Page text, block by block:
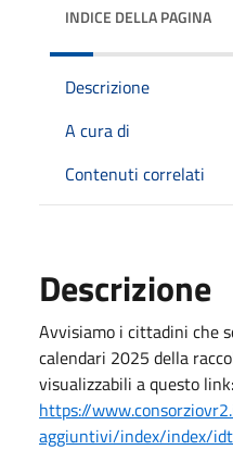
INDICE DELLA PAGINA
Descrizione
A cura di
Contenuti correlati
Descrizione
Avvisiamo i cittadini che
calendari 2025 della
visualizzabili a questo link:
https://
aggiuntivi/index/index/